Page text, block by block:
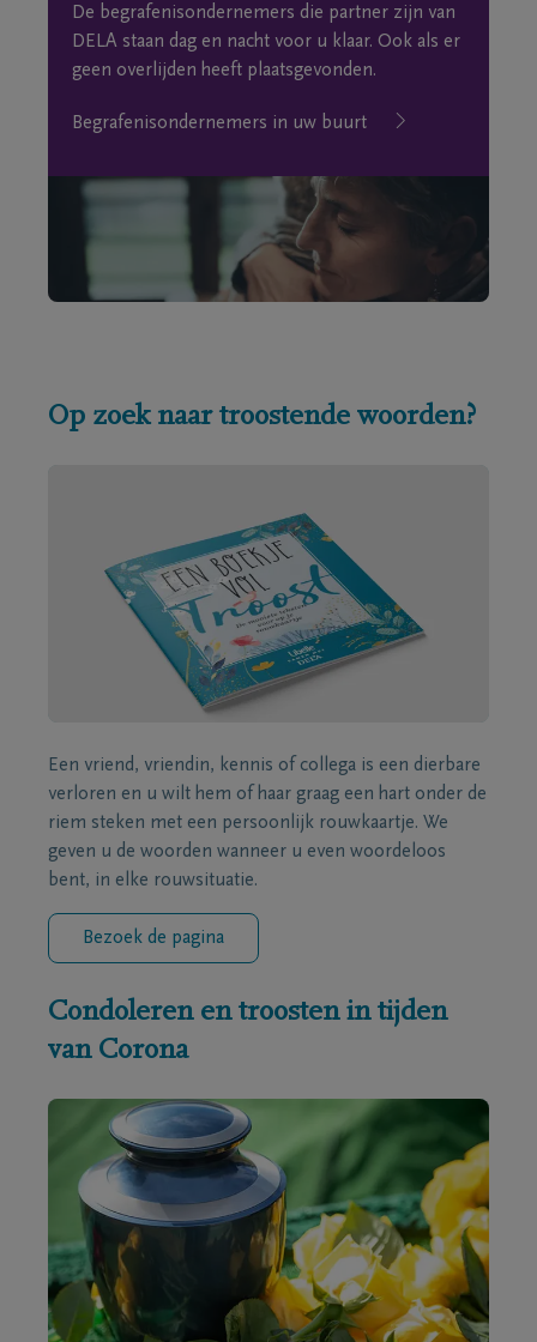
De begrafenisondernemers die partner zijn van
DELA staan dag en nacht voor u klaar. Ook als er
geen overlijden heeft plaatsgevonden.
Begrafenisondernemers in uw buurt
Op zoek naar troostende woorden?
Een vriend, vriendin, kennis of collega is een dierbare
verloren en u wilt hem of haar graag een hart onder de
riem steken met een persoonlijk rouwkaartje. We
geven u de woorden wanneer u even woordeloos
bent, in elke rouwsituatie.
Bezoek de pagina
Condoleren en troosten in tijden
van Corona